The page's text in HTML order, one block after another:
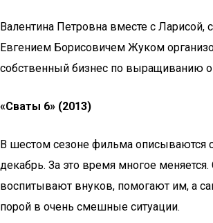
Валентина Петровна вместе с Ларисой,
Евгением Борисовичем Жуком
собственный бизнес по выращиванию
«Сваты 6» (2013)
В шестом сезоне фильма описываются
декабрь. За это время многое
воспитывают внуков, помогают им, а
порой в очень смешные ситуации.